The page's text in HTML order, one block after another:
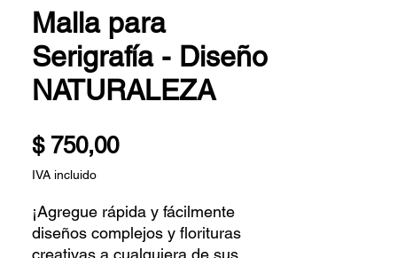
Malla para
Serigrafía - Diseño
NATURALEZA
$ 750,00Precio
IVA incluido
¡Agregue rápida y fácilmente
diseños complejos y florituras
creativas a cualquiera de sus